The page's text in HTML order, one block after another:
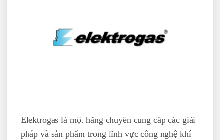
Elektrogas là một hãng chuyên cung cấp các giải
pháp và sản phẩm trong lĩnh vực công nghệ khí